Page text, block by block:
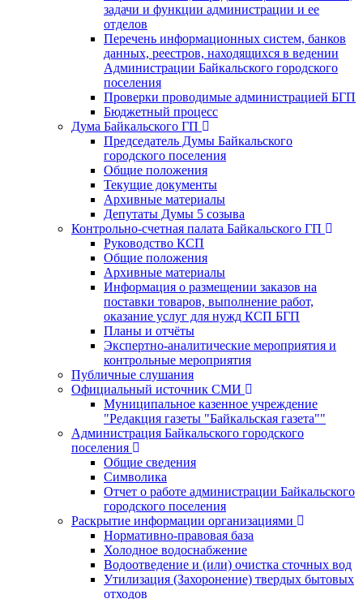
задачи и функции администрации и ее
отделов
Перечень информационных систем, банков
данных, реестров, находящихся в ведении
Администрации Байкальского городского
поселения
Проверки проводимые администрацией БГП
Бюджетный процесс
Дума Байкальского ГП
Председатель Думы Байкальского
городского поселения
Общие положения
Текущие документы
Архивные материалы
Депутаты Думы 5 созыва
Контрольно-счетная палата Байкальского ГП
Руководство КСП
Общие положения
Архивные материалы
Информация о размещении заказов на
поставки товаров, выполнение работ,
оказание услуг для нужд КСП БГП
Планы и отчёты
Экспертно-аналитические мероприятия и
контрольные мероприятия
Публичные слушания
Официальный источник СМИ
Муниципальное казенное учреждение
"Редакция газеты "Байкальская газета""
Администрация Байкальского городского
поселения
Общие сведения
Символика
Отчет о работе администрации Байкальского
городского поселения
Раскрытие информации организациями
Нормативно-правовая база
Холодное водоснабжение
Водоотведение и (или) очистка сточных вод
Утилизация (Захоронение) твердых бытовых
отходов